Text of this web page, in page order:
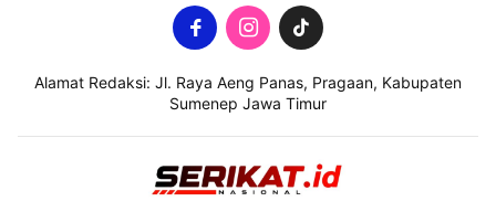
Alamat Redaksi: Jl. Raya Aeng Panas, Pragaan, Kabupaten
Sumenep Jawa Timur